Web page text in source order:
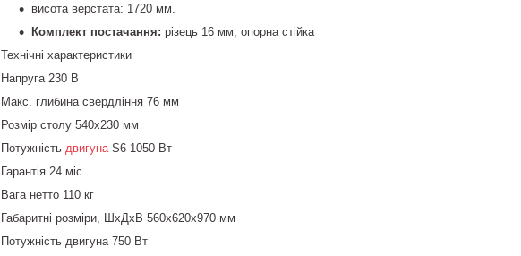
висота верстата: 1720 мм.
Комплект постачання: різець 16 мм, опорна стійка
Технічні характеристики
Напруга 230 В
Макс. глибина свердління 76 мм
Розмір столу 540x230 мм
Потужність двигуна S6 1050 Вт
Гарантія 24 міс
Вага нетто 110 кг
Габаритні розміри, ШхДхВ 560х620х970 мм
Потужність двигуна 750 Вт